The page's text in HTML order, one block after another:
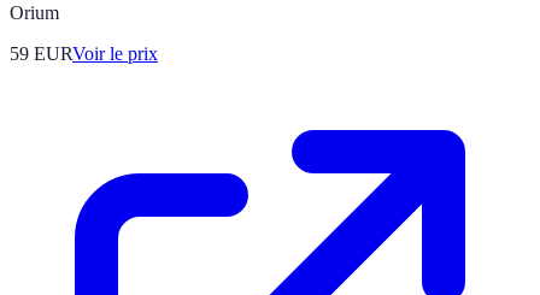
Orium
59 EURVoir le prix